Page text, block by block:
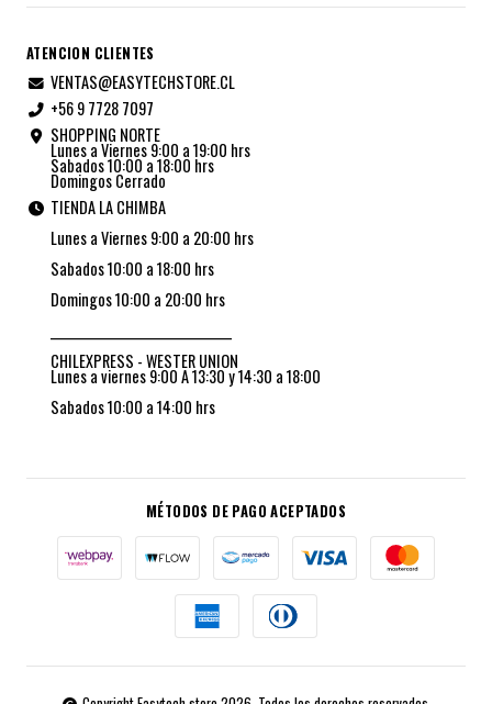
ATENCION CLIENTES
VENTAS@EASYTECHSTORE.CL
+56 9 7728 7097
SHOPPING NORTE
Lunes a Viernes 9:00 a 19:00 hrs
Sabados 10:00 a 18:00 hrs
Domingos Cerrado
TIENDA LA CHIMBA
Lunes a Viernes 9:00 a 20:00 hrs
Sabados 10:00 a 18:00 hrs
Domingos 10:00 a 20:00 hrs
CHILEXPRESS - WESTER UNION
Lunes a viernes 9:00 A 13:30 y 14:30 a 18:00
Sabados 10:00 a 14:00 hrs
MÉTODOS DE PAGO ACEPTADOS